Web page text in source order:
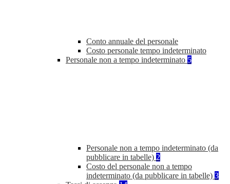
Conto annuale del personale
Costo personale tempo indeterminato
Personale non a tempo indeterminato 5
Personale non a tempo indeterminato (da
pubblicare in tabelle) 2
Costo del personale non a tempo
indeterminato (da pubblicare in tabelle) 3